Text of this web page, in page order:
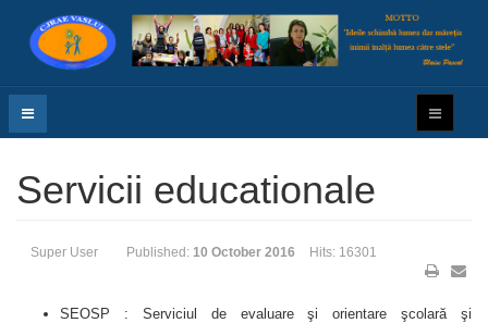
Servicii educationale
Super User Published: 10 October 2016 Hits: 16301
SEOSP : Serviciul de evaluare şi orientare şcolară şi